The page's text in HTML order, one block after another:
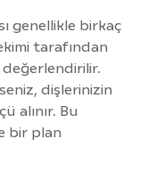
genellikle birkaç
tarafından
dişlerinizin
alınır. Bu
bir plan